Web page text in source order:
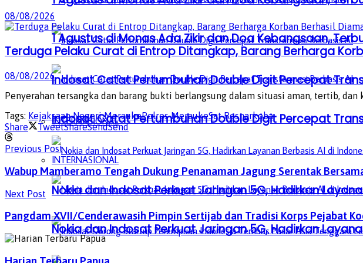
Indosat Catat Pertumbuhan Double Digit Percepat
INTERNASIONAL
Nokia dan Indosat Perkuat Jaringan 5G, Hadirkan
1 Agustus di Monas Ada Zikir dan Doa Kebangsaan,
Indosat Catat Pertumbuhan Double Digit Percepat
INTERNASIONAL
Nokia dan Indosat Perkuat Jaringan 5G, Hadirkan
08/08/2026
Terduga Pelaku Curat di Entrop Ditangkap, Barang Berharga
08/08/2026
Penyerahan tersangka dan barang bukti berlangsung dalam situasi aman, tertib, dan
Tags: Kejaksaan Negeri MeraukePolres MeraukeSat Resnarkoba
Share
TweetShareSendSend
Previous Post
Wabup Mamberamo Tengah Dukung Penanaman Jagung Serentak
Next Post
Pangdam XVII/Cenderawasih Pimpin Sertijab dan Tradisi Korps Pejabat